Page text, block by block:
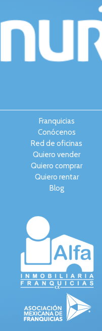
Franquicias
Conócenos
Red de oficinas
Quiero vender
Quiero comprar
Quiero rentar
Blog